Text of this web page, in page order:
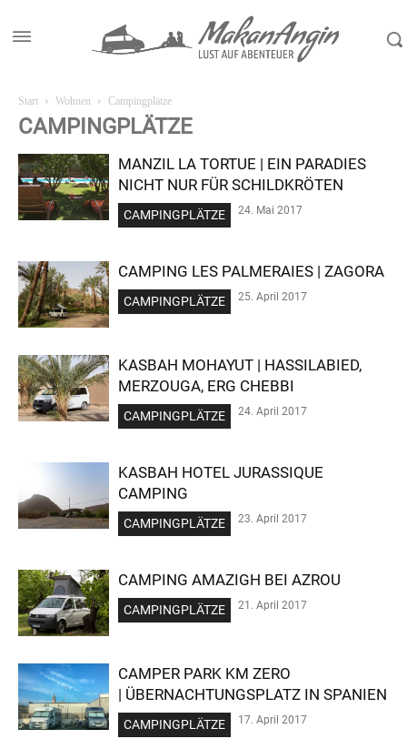
Start Wohnen Campingplätze
CAMPINGPLÄTZE
MANZIL LA TORTUE | EIN PARADIES
NICHT NUR FÜR SCHILDKRÖTEN
CAMPINGPLÄTZE 24. Mai 2017
CAMPING LES PALMERAIES | ZAGORA
CAMPINGPLÄTZE 25. April 2017
KASBAH MOHAYUT | HASSILABIED,
MERZOUGA, ERG CHEBBI
CAMPINGPLÄTZE 24. April 2017
KASBAH HOTEL JURASSIQUE
CAMPING
CAMPINGPLÄTZE 23. April 2017
CAMPING AMAZIGH BEI AZROU
CAMPINGPLÄTZE 21. April 2017
CAMPER PARK KM ZERO
| ÜBERNACHTUNGSPLATZ IN SPANIEN
CAMPINGPLÄTZE 17. April 2017